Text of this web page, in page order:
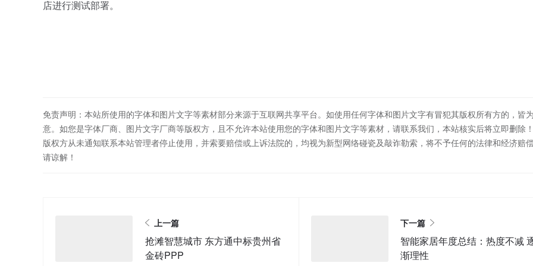
店进行测试部署。
免责声明：本站所使用的字体和图片文字等素材部分来源于互联网共享平台。如使用任何字体和图片文字有冒犯其版权所有方的，皆
意。如您是字体厂商、图片文字厂商等版权方，且不允许本站使用您的字体和图片文字等素材，请联系我们，本站核实后将立即删除
版权方从未通知联系本站管理者停止使用，并索要赔偿或上诉法院的，均视为新型网络碰瓷及敲诈勒索，将不予任何的法律和经济赔
请谅解！
上一篇
抢滩智慧城市 东方通中标贵州省
金砖PPP
下一篇
智能家居年度总结：热度不减
渐理性